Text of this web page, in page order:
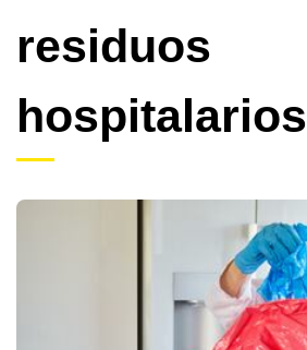
residuos
hospitalarios